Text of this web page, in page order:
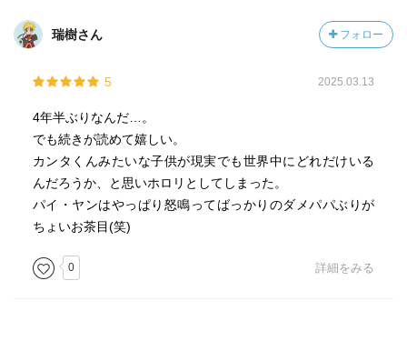
瑞樹さん フォロー
5 2025.03.13
4年半ぶりなんだ…。
でも続きが読めて嬉しい。
カンタくんみたいな子供が現実でも世界中にどれだけいる
んだろうか、と思いホロリとしてしまった。
パイ・ヤンはやっぱり怒鳴ってばっかりのダメパパぶりが
ちょいお茶目(笑)
0 詳細をみる